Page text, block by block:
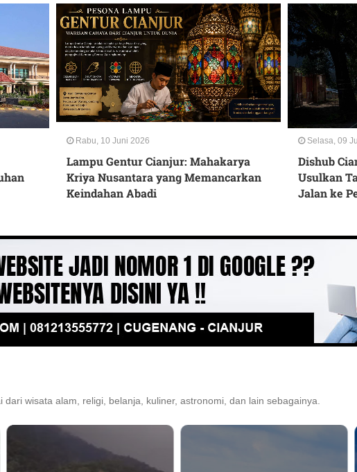
Rabu, 10 Juni 2026
Lampu Gentur Cianjur: Mahakarya
Kriya Nusantara yang Memancarkan
Keindahan Abadi
Selasa, 09
Dishub
Usulkan
Jalan ke
wisata alam, religi, belanja, kuliner, astronomi, dan lain sebagainya.